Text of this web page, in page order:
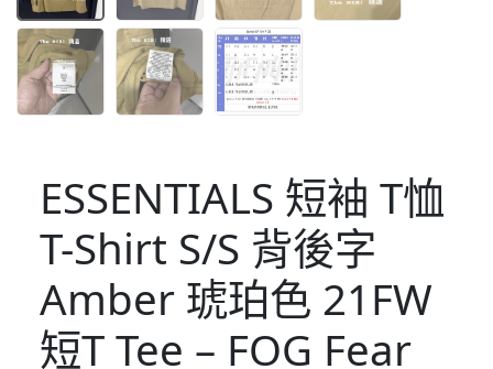
ESSENTIALS 短袖 T恤
T-Shirt S/S 背後字
Amber 琥珀色 21FW
短T Tee – FOG Fear